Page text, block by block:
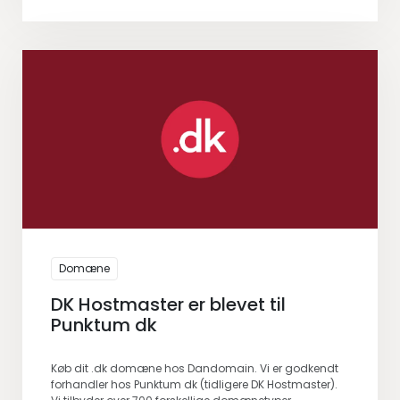
Domæne
DK Hostmaster er blevet til
Punktum dk
Køb dit .dk domæne hos Dandomain. Vi er godkendt
forhandler hos Punktum dk (tidligere DK Hostmaster).